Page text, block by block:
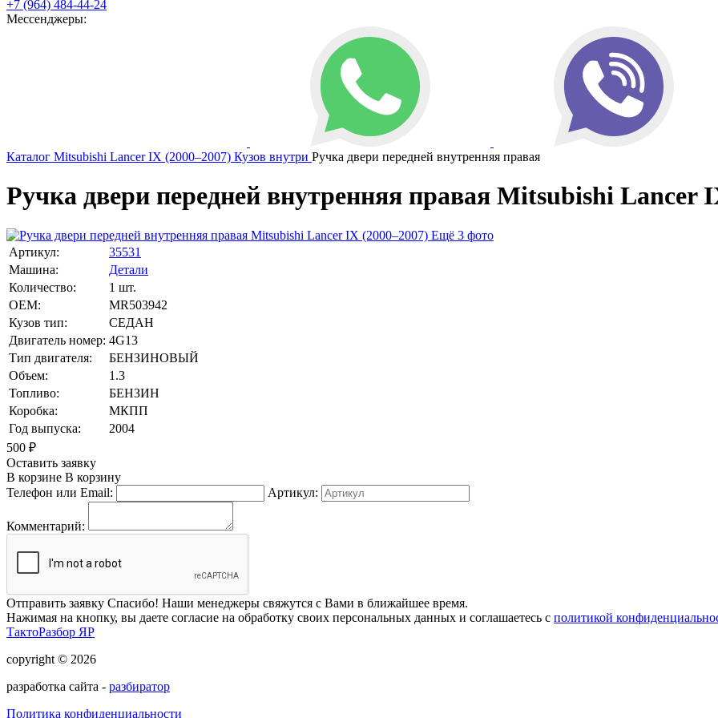
+7 (964) 484-44-24
Мессенджеры:
Каталог Mitsubishi Lancer IX (2000–2007) Кузов внутри Ручка двери передней внутренняя правая
Ручка двери передней внутренняя правая Mitsubishi Lancer
Ещё 3 фото
Артикул:
35531
Машина:
Детали
Количество:
1 шт.
OEM:
MR503942
Кузов тип:
СЕДАН
Двигатель номер: 4G13
Тип двигателя:
БЕНЗИНОВЫЙ
Объем:
1.3
Топливо:
БЕНЗИН
Коробка:
МКПП
Год выпуска:
2004
500 ₽
Оставить заявку
В корзине В корзину
Телефон или Email:
Артикул:
Комментарий:
Отправить заявку Спасибо! Наши менеджеры свяжутся с Вами в ближайшее время.
Нажимая на кнопку, вы даете согласие на обработку своих персональных данных и соглашаетесь с политикой
ТактоРазбор ЯР
copyright © 2026
разработка сайта - разбиратор
Политика конфиденциальности